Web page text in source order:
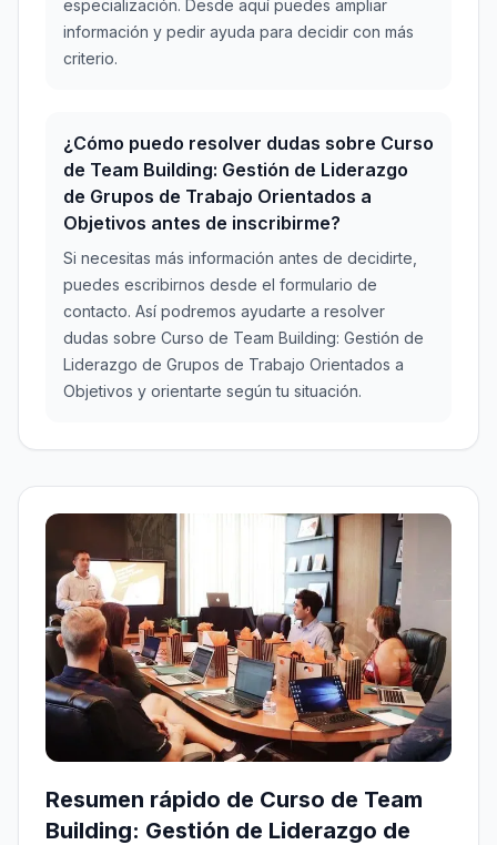
especialización. Desde aquí puedes ampliar
información y pedir ayuda para decidir con más
criterio.
¿Cómo puedo resolver dudas sobre Curso
de Team Building: Gestión de Liderazgo
de Grupos de Trabajo Orientados a
Objetivos antes de inscribirme?
Si necesitas más información antes de decidirte,
puedes escribirnos desde el formulario de
contacto. Así podremos ayudarte a resolver
dudas sobre Curso de Team Building: Gestión de
Liderazgo de Grupos de Trabajo Orientados a
Objetivos y orientarte según tu situación.
Resumen rápido de Curso de Team
Building: Gestión de Liderazgo de